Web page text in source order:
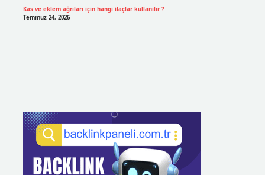
Kas ve eklem ağrıları için hangi ilaçlar kullanılır ?
Temmuz 24, 2026